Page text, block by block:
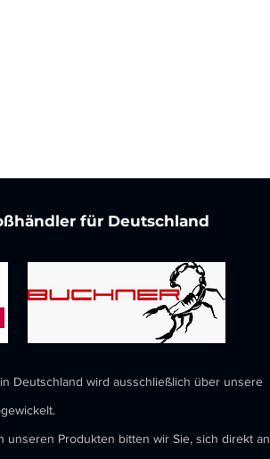
für Deutschland
Deutschland wird ausschließlich über unsere
unseren Produkten bitten wir Sie, sich direkt an